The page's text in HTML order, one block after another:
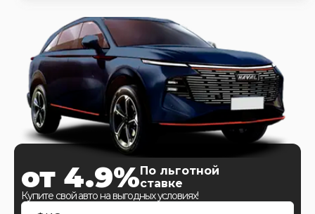
от 4.9% По льготной
ставке
Купите свой авто на выгодных условиях!